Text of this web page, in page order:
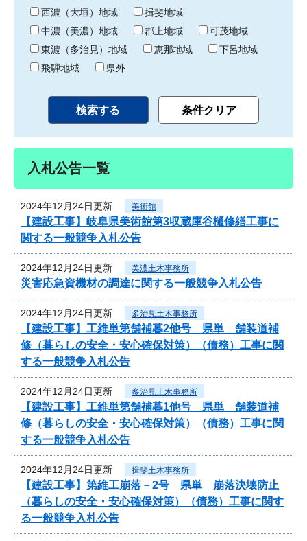
り 西濃（大垣）地域
揖斐地域
中濃（美濃）地域
郡上地域
可茂地域
東濃（多治見）地域
恵那地域
下呂地域
飛騨地域
県外
入札公告一覧
2024年12月24日更新 美術館
【建設工事】岐阜県美術館第3収蔵庫谷樋修繕工事に
関する一般競争入札公告
2024年12月24日更新 美濃土木事務所
災害応急資機材の調達に関する一般競争入札公告
2024年12月24日更新 多治見土木事務所
【建設工事】工維単第舗補暮2他号 県単 舗装道補
修（暮らしの安全・安心確保対策）（債務）工事に関
する一般競争入札公告
2024年12月24日更新 多治見土木事務所
【建設工事】工維単第舗補暮1他号 県単 舗装道補
修（暮らしの安全・安心確保対策）（債務）工事に関
する一般競争入札公告
2024年12月24日更新 揖斐土木事務所
【建設工事】第維工崩落－2号 県単 崩落決壊防止
（暮らしの安全・安心確保対策）（債務）工事に関す
る一般競争入札公告